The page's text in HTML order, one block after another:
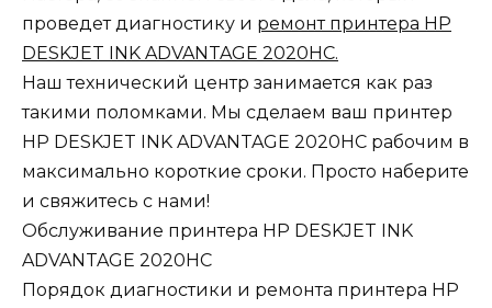
проведет диагностику и ремонт принтера HP
DESKJET INK ADVANTAGE 2020HC.
Наш технический центр занимается как раз
такими поломками. Мы сделаем ваш принтер
HP DESKJET INK ADVANTAGE 2020HC рабочим в
максимально короткие сроки. Просто наберите
и свяжитесь с нами!
Обслуживание принтера HP DESKJET INK
ADVANTAGE 2020HC
Порядок диагностики и ремонта принтера HP